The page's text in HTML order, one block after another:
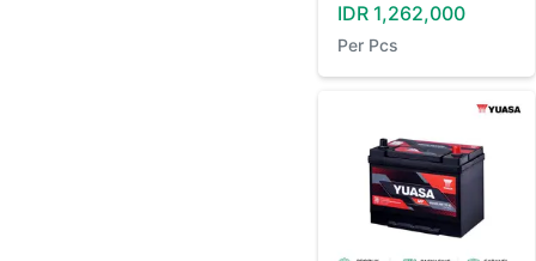
IDR 1,262,000
Per Pcs